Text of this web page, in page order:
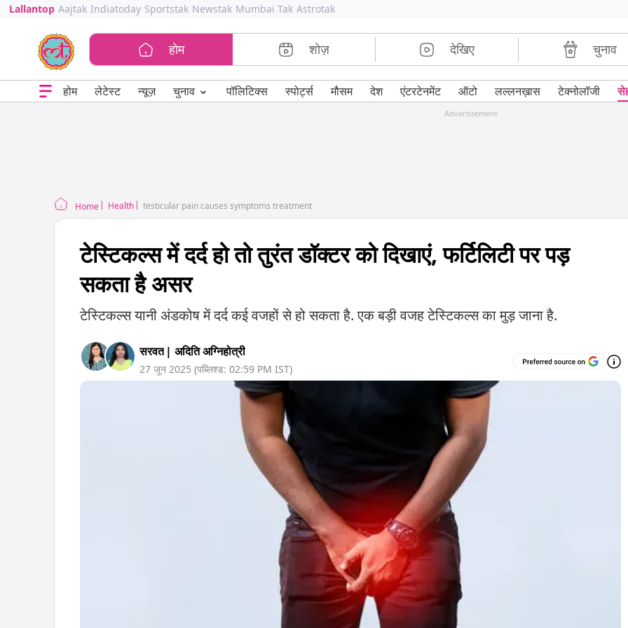
Lallantop Aajtak Indiatoday Sportstak Newstak Mumbai Tak Astrotak
होम शोज़ देखिए चुनाव
होम लेटेस्ट न्यूज़ चुनाव ⌄ पॉलिटिक्स स्पोर्ट्स मौसम देश एंटरटेनमेंट ऑटो लल्लनख़ास टेक्नोलॉजी
Advertisement
Home Health testicular pain causes symptoms treatment
टेस्टिकल्स में दर्द हो तो तुरंत डॉक्टर को दिखाएं, फर्टिलिटी पर पड़
सकता है असर
टेस्टिकल्स यानी अंडकोष में दर्द कई वजहों से हो सकता है. एक बड़ी वजह टेस्टिकल्स का मुड़ जाना है.
सरवत | अदिति अग्निहोत्री
27 जून 2025 (पब्लिश्ड: 02:59 PM IST)